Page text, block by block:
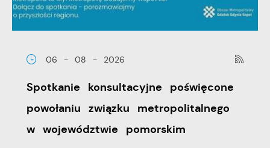
06 - 08 - 2026
Spotkanie konsultacyjne poświęcone
powołaniu związku metropolitalnego
w województwie pomorskim